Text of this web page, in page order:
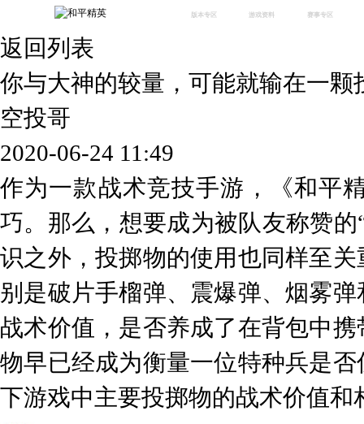
版本专区 游戏资料 赛事专区
体验服 视频中心 授权赛 腾
返回列表
你与大神的较量，可能就输在一颗
空投哥
2020-06-24 11:49
作为一款战术竞技手游，《和平
巧。那么，想要成为被队友称赞
识之外，投掷物的使用也同样至
别是破片手榴弹、震爆弹、烟雾
战术价值，是否养成了在背包中
物早已经成为衡量一位特种兵是
下游戏中主要投掷物的战术价值和